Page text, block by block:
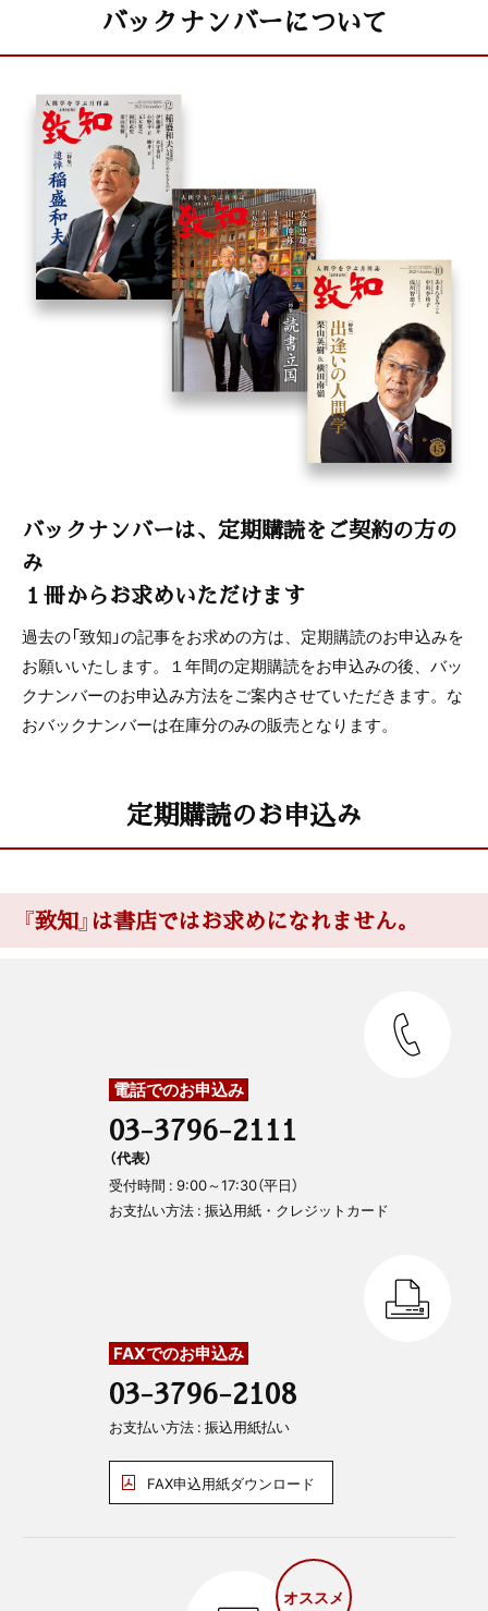
原口元秀 「自他共に豊かになる道」
バックナンバーについて
バックナンバーは、定期購読をご契約の方の
み
１冊からお求めいただけます
過去の「致知」の記事をお求めの方は、定期購読のお申込みを
お願いいたします。１年間の定期購読をお申込みの後、バッ
クナンバーのお申込み方法をご案内させていただきます。な
おバックナンバーは在庫分のみの販売となります。
定期購読のお申込み
『致知』は書店ではお求めになれません。
電話でのお申込み
03-3796-2111
（代表）
受付時間 : 9:00～17:30（平日）
お支払い方法 : 振込用紙・クレジットカード
FAXでのお申込み
03-3796-2108
お支払い方法 : 振込用紙払い
FAX申込用紙ダウンロード
オススメ